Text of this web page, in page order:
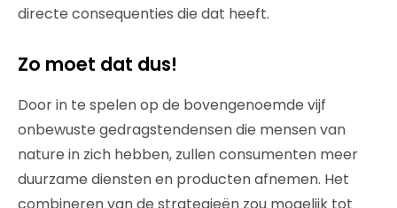
directe consequenties die dat heeft.
Zo moet dat dus!
Door in te spelen op de bovengenoemde vijf
onbewuste gedragstendensen die mensen van
nature in zich hebben, zullen consumenten meer
duurzame diensten en producten afnemen. Het
combineren van de strategieën zou mogelijk tot